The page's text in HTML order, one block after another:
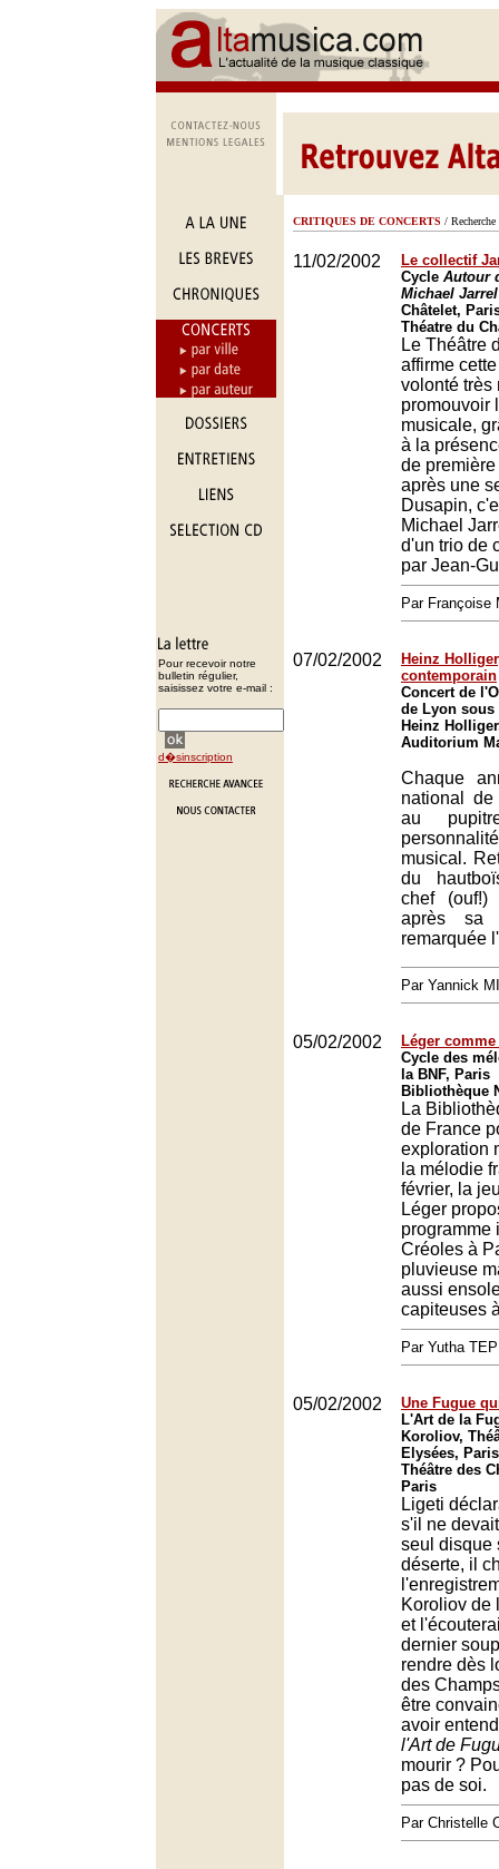
Pour recevoir notre
bulletin régulier,
saisissez votre e-mail :
d�sinscription
CRITIQUES DE CONCERTS / Recherche
11/02/2002
Le collectif
Cycle Autour
Michael Jarrel
Châtelet,
Théatre du
Le Théâtre
affirme
volonté très
promouvoir
musicale,
à la
de
après une
Dusapin,
Michael
d'un trio de
par Jean-
Par Françoise
07/02/2002
Heinz
contemporain
Concert de
de Lyon
Heinz
Auditorium
Chaque
national
au
musical.
du
chef (ouf!)
après sa
remarquée
Par Yannick
05/02/2002
Léger
Cycle des
la BNF, Paris
Bibliothèque
La
de France
exploration
la mélodie
février, la
Léger
programme
Créoles à
pluvieuse
aussi
capiteuses
Par Yutha TEP
05/02/2002
Une Fugue
L'Art de la
Koroliov,
Elysées,
Théâtre des
Paris
Ligeti
s'il ne
seul disque
déserte, il
Koroliov de
et
dernier
rendre dès
des
être
avoir
l'Art de
mourir ?
pas de soi.
Par Christelle